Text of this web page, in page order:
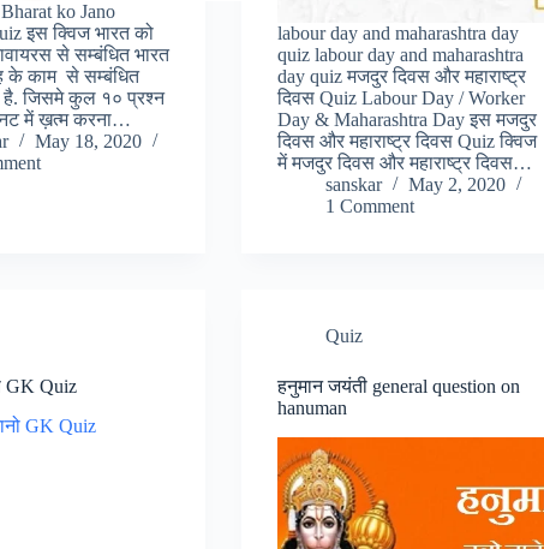
ko Jano
इस क्विज भारत को
से सम्बंधित भारत
के काम से सम्बंधित
है. जिसमे कुल १० प्रश्न
में ख़त्म करना…
May 18, 2020
labour day and maharashtra day
quiz labour day and maharashtra
day quiz मजदुर दिवस और महाराष्ट्र
दिवस Quiz Labour Day / Worker
Day & Maharashtra Day इस मजदुर
दिवस और महाराष्ट्र दिवस Quiz क्विज
में मजदुर दिवस और महाराष्ट्र दिवस…
sanskar
May 2, 2020
1 Comment
GK Quiz
Quiz
हनुमान जयंती general question on
hanuman